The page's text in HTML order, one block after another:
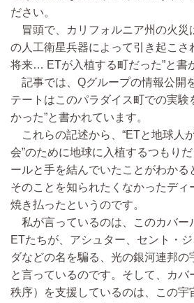
ださい。
冒頭で、カリフォルニア州の火災
の人工衛星兵器によって引き起こさ
将来… ETが入植する町だった”と書
記事では、Qグループの情報公開
テートはこのパラダイス町での実験
かった”と書かれています。
これらの記述から、“ETと地球人
会”のために地球に入植するつもり
ールと手を結んでいたことがわかる
そのことを知られたくなかったディ
焼き払ったというのです。
私が言っているのは、このカバー
ETたちが、アシュター、セント・
ダなどの名を騙る、光の銀河連邦の
と言っているのです。そして、カバ
秩序）を支援しているのは、この宇